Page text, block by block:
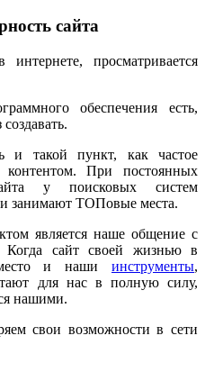
сайта
просматривается
обеспечения есть,
и такой пункт, как частое
контентом. При постоянных
у поисковых систем
занимают ТОПовые места.
является наше общение с
Когда сайт своей жизнью в
место и наши инструменты,
для нас в полную силу,
нашими.
свои возможности в сети